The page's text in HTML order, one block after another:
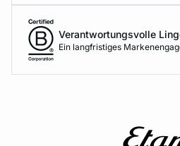
Verantwortungsvolle
Ein langfristiges